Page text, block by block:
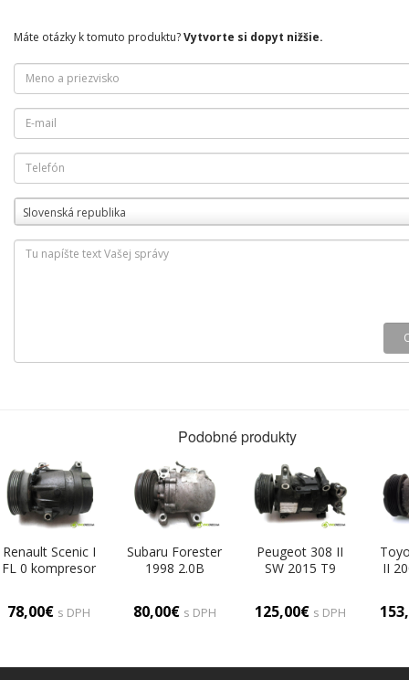
Máte otázky k tomuto produktu?Vytvorte si dopyt nižšie.
Slovenská republika
Podobné produkty
Renault Scenic I
FL 0 kompresor
78,00€ s DPH
Subaru Forester
1998 2.0B
Kompresor
(Kompresory
80,00€ s DPH
Peugeot 308 II
SW 2015 T9
13- 1600
9675655880
125,00€ s DPH
II